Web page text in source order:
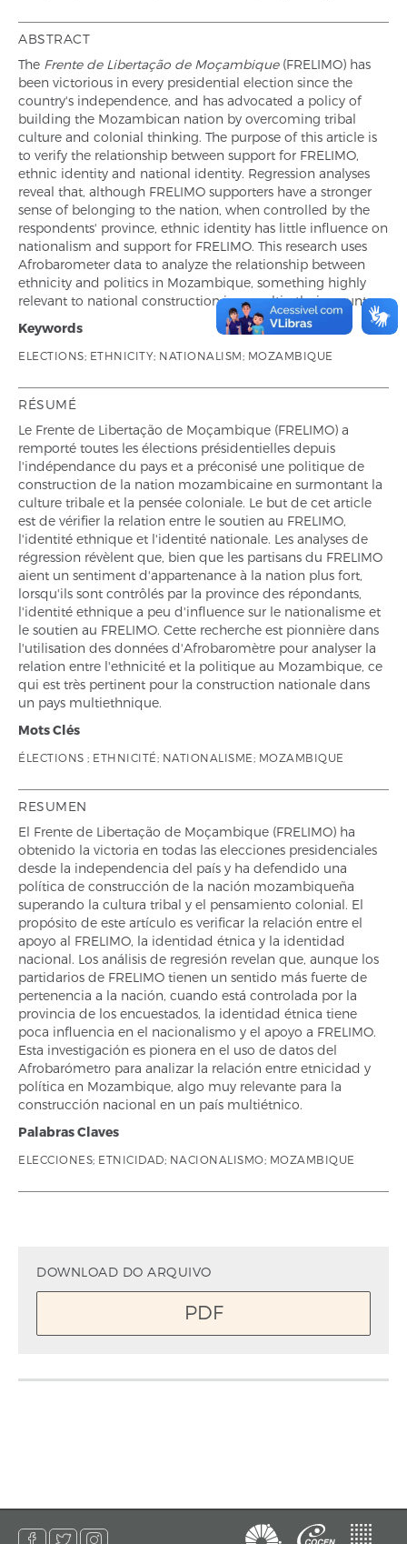
ABSTRACT
The Frente de Libertação de Moçambique(FRELIMO) has
been victorious in every presidential election since the
country's independence, and has advocated a policy of
building the Mozambican nation by overcoming tribal
culture and colonial thinking. The purpose of this article is
to verify the relationship between support for FRELIMO,
ethnic identity and national identity. Regression analyses
reveal that, although FRELIMO supporters have a stronger
sense of belonging to the nation, when controlled by the
respondents' province, ethnic identity has little influence on
nationalism and support for FRELIMO. This research uses
Afrobarometer data to analyze the relationship between
ethnicity and politics in Mozambique, something highly
relevant to national construction in a multi-ethnic country.
Keywords
ELECTIONS; ETHNICITY; NATIONALISM; MOZAMBIQUE
RÉSUMÉ
Le Frente de Libertação de Moçambique (FRELIMO) a
remporté toutes les élections présidentielles depuis
l'indépendance du pays et a préconisé une politique de
construction de la nation mozambicaine en surmontant la
culture tribale et la pensée coloniale. Le but de cet article
est de vérifier la relation entre le soutien au FRELIMO,
l'identité ethnique et l'identité nationale. Les analyses de
régression révèlent que, bien que les partisans du FRELIMO
aient un sentiment d'appartenance à la nation plus fort,
lorsqu'ils sont contrôlés par la province des répondants,
l'identité ethnique a peu d'influence sur le nationalisme et
le soutien au FRELIMO. Cette recherche est pionnière dans
l'utilisation des données d'Afrobaromètre pour analyser la
relation entre l'ethnicité et la politique au Mozambique, ce
qui est très pertinent pour la construction nationale dans
un pays multiethnique.
Mots Clés
ÉLECTIONS ; ETHNICITÉ; NATIONALISME; MOZAMBIQUE
RESUMEN
El Frente de Libertação de Moçambique (FRELIMO) ha
obtenido la victoria en todas las elecciones presidenciales
desde la independencia del país y ha defendido una
política de construcción de la nación mozambiqueña
superando la cultura tribal y el pensamiento colonial. El
propósito de este artículo es verificar la relación entre el
apoyo al FRELIMO, la identidad étnica y la identidad
nacional. Los análisis de regresión revelan que, aunque los
partidarios de FRELIMO tienen un sentido más fuerte de
pertenencia a la nación, cuando está controlada por la
provincia de los encuestados, la identidad étnica tiene
poca influencia en el nacionalismo y el apoyo a FRELIMO.
Esta investigación es pionera en el uso de datos del
Afrobarómetro para analizar la relación entre etnicidad y
política en Mozambique, algo muy relevante para la
construcción nacional en un país multiétnico.
Palabras Claves
ELECCIONES; ETNICIDAD; NACIONALISMO; MOZAMBIQUE
DOWNLOAD DO ARQUIVO
PDF